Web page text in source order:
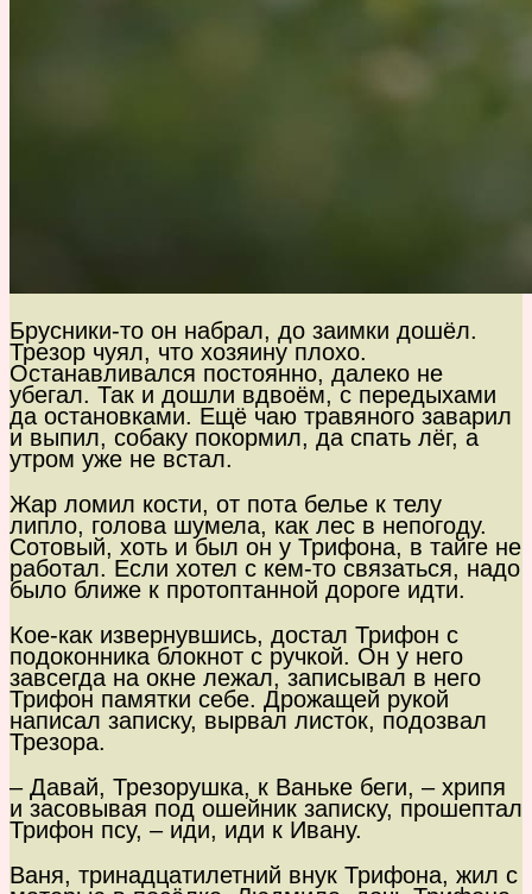
Брусники-то он набрал, до заимки дошёл.
Трезор чуял, что хозяину плохо.
Останавливался постоянно, далеко не
убегал. Так и дошли вдвоём, с передыхами
да остановками. Ещё чаю травяного заварил
и выпил, собаку покормил, да спать лёг, а
утром уже не встал.
Жар ломил кости, от пота белье к телу
липло, голова шумела, как лес в непогоду.
Сотовый, хоть и был он у Трифона, в тайге не
работал. Если хотел с кем-то связаться, надо
было ближе к протоптанной дороге идти.
Кое-как извернувшись, достал Трифон с
подоконника блокнот с ручкой. Он у него
завсегда на окне лежал, записывал в него
Трифон памятки себе. Дрожащей рукой
написал записку, вырвал листок, подозвал
Трезора.
– Давай, Трезорушка, к Ваньке беги, – хрипя
и засовывая под ошейник записку, прошептал
Трифон псу, – иди, иди к Ивану.
Ваня, тринадцатилетний внук Трифона, жил с